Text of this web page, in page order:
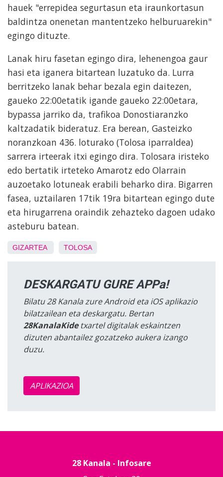
hauek "errepidea segurtasun eta iraunkortasun
baldintza onenetan mantentzeko helburuarekin"
egingo dituzte.
Lanak hiru fasetan egingo dira, lehenengoa gaur
hasi eta iganera bitartean luzatuko da. Lurra
berritzeko lanak behar bezala egin daitezen,
gaueko 22:00etatik igande gaueko 22:00etara,
bypassa jarriko da, trafikoa Donostiaranzko
kaltzadatik bideratuz. Era berean, Gasteizko
noranzkoan 436. loturako (Tolosa iparraldea)
sarrera irteerak itxi egingo dira. Tolosara iristeko
edo bertatik irteteko Amarotz edo Olarrain
auzoetako lotuneak erabili beharko dira. Bigarren
fasea, uztailaren 17tik 19ra bitartean egingo dute
eta hirugarrena oraindik zehazteko dagoen udako
asteburu batean.
GIZARTEA TOLOSA
DESKARGATU GURE APPa!
Bilatu 28 Kanala zure Android eta iOS aplikazio
bilatzailean eta deskargatu. Bertan
28KanalaKidetxartel digitalak eskaintzen
dizuten abantailez gozatzeko aukera izango
duzu.
APLIKAZIOA
28 Kanala - Infosare